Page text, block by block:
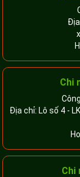
Chi
Địa chỉ: Lô số 4 -
Chi